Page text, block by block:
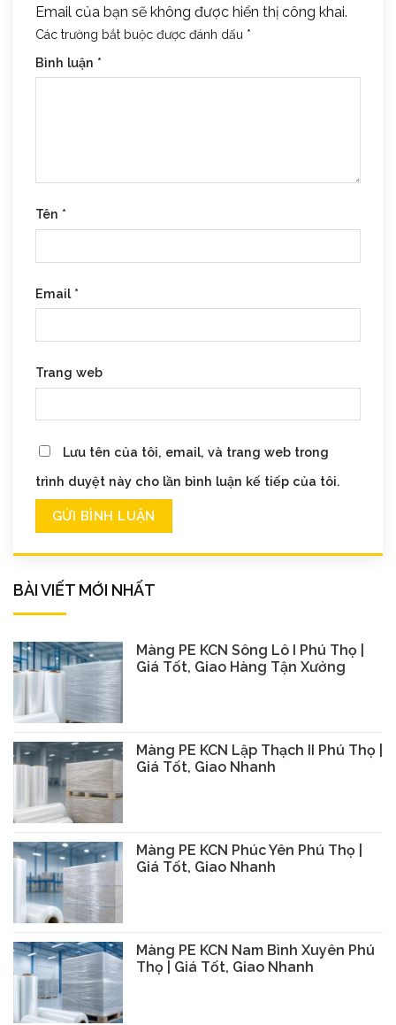
Email của bạn sẽ không được hiển thị công khai.
Các trường bắt buộc được đánh dấu *
Bình luận *
Tên *
Email *
Trang web
Lưu tên của tôi, email, và trang web trong
trình duyệt này cho lần bình luận kế tiếp của tôi.
BÀI VIẾT MỚI NHẤT
Màng PE KCN Sông Lô I Phú Thọ |
Giá Tốt, Giao Hàng Tận Xưởng
Màng PE KCN Lập Thạch II Phú Thọ |
Giá Tốt, Giao Nhanh
Màng PE KCN Phúc Yên Phú Thọ |
Giá Tốt, Giao Nhanh
Màng PE KCN Nam Bình Xuyên Phú
Thọ | Giá Tốt, Giao Nhanh